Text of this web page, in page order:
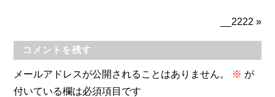
__2222 »
コメントを残す
メールアドレスが公開されることはありません。 ※ が
付いている欄は必須項目です